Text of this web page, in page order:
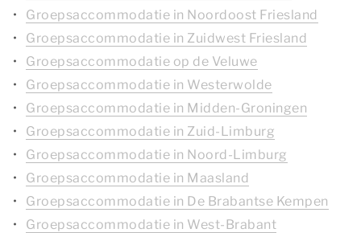
Groepsaccommodatie in Noordoost Friesland
Groepsaccommodatie in Zuidwest Friesland
Groepsaccommodatie op de Veluwe
Groepsaccommodatie in Westerwolde
Groepsaccommodatie in Midden-Groningen
Groepsaccommodatie in Zuid-Limburg
Groepsaccommodatie in Noord-Limburg
Groepsaccommodatie in Maasland
Groepsaccommodatie in De Brabantse Kempen
Groepsaccommodatie in West-Brabant